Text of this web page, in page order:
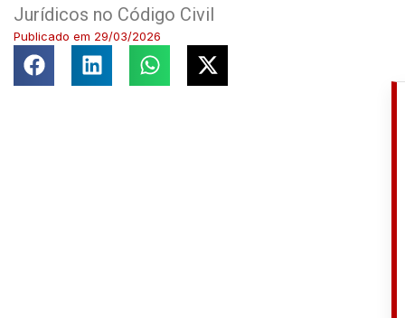
Jurídicos no Código Civil
Publicado em 29/03/2026